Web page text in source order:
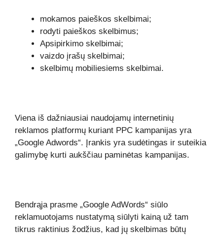
mokamos paieškos skelbimai;
rodyti paieškos skelbimus;
Apsipirkimo skelbimai;
vaizdo įrašų skelbimai;
skelbimų mobiliesiems skelbimai.
Viena iš dažniausiai naudojamų internetinių
reklamos platformų kuriant PPC kampanijas yra
„Google Adwords“. Įrankis yra sudėtingas ir suteikia
galimybę kurti aukščiau paminėtas kampanijas.
Bendrąja prasme „Google AdWords“ siūlo
reklamuotojams nustatymą siūlyti kainą už tam
tikrus raktinius žodžius, kad jų skelbimas būtų